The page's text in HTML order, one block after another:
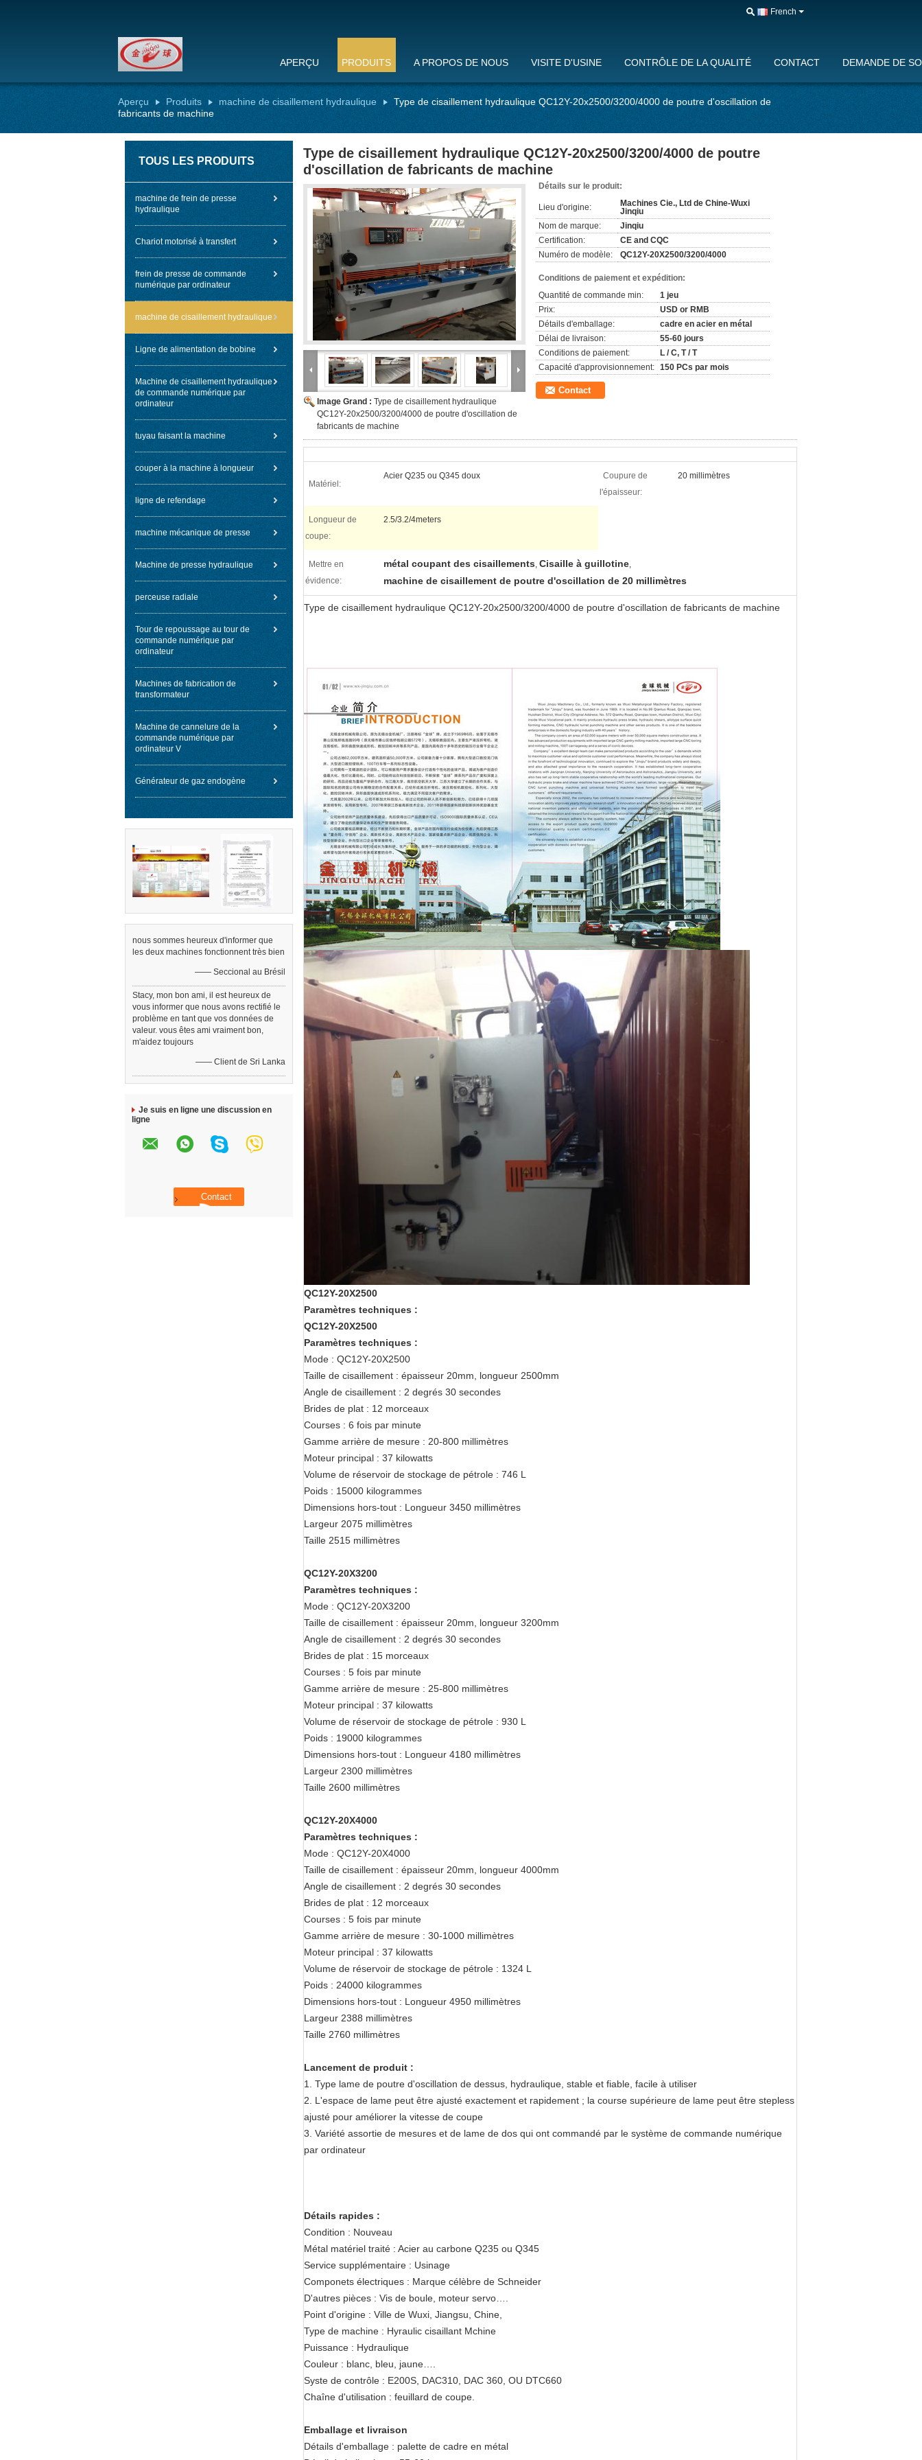
French
APERÇU PRODUITS A PROPOS DE NOUS VISITE D'USINE CONTRÔLE DE LA QUALITÉ CONTACT DEMANDE DE
Aperçu Produits machine de cisaillement hydraulique
Type de cisaillement hydraulique QC12Y-20x2500/3200/4000 de poutre d'oscillation de
fabricants de machine
TOUS LES PRODUITS
machine de frein de presse
hydraulique
Chariot motorisé à transfert
frein de presse de commande
numérique par ordinateur
machine de cisaillement hydraulique
Ligne de alimentation de bobine
Machine de cisaillement hydraulique
de commande numérique par
ordinateur
tuyau faisant la machine
couper à la machine à longueur
ligne de refendage
machine mécanique de presse
Machine de presse hydraulique
perceuse radiale
Tour de repoussage au tour de
commande numérique par
ordinateur
Machines de fabrication de
transformateur
Machine de cannelure de la
commande numérique par
ordinateur V
Générateur de gaz endogène
nous sommes heureux d'informer que
les deux machines fonctionnent très bien
—— Seccional au Brésil
Stacy, mon bon ami, il est heureux de
vous informer que nous avons rectifié le
problème en tant que vos données de
valeur. vous êtes ami vraiment bon,
m'aidez toujours
—— Client de Sri Lanka
Je suis en ligne une discussion en
ligne
Type de cisaillement hydraulique QC12Y-20x2500/3200/4000 de poutre
d'oscillation de fabricants de machine
Image Grand : Type de cisaillement hydraulique
QC12Y-20x2500/3200/4000 de poutre d'oscillation de
fabricants de machine
Détails sur le produit:
Lieu d'origine:
Machines Cie., Ltd de Chine-Wuxi
Jinqiu
Nom de marque:
Jinqiu
Certification:
CE and CQC
Numéro de modèle:
QC12Y-20X2500/3200/4000
Conditions de paiement et expédition:
Quantité de commande min:
1 jeu
Prix:
USD or RMB
Détails d'emballage:
cadre en acier en métal
Délai de livraison:
55-60 jours
Conditions de paiement:
L / C, T / T
Capacité d'approvisionnement: 150 PCs par mois
Contact
Matériel:
Acier Q235 ou Q345 doux
Coupure de
l'épaisseur:
20 millimètres
Longueur de
coupe:
2.5/3.2/4meters
Mettre en
évidence:
métal coupant des cisaillements, Cisaille à guillotine,
machine de cisaillement de poutre d'oscillation de 20 millimètres
Type de cisaillement hydraulique QC12Y-20x2500/3200/4000 de poutre d'oscillation de fabricants de machine
QC12Y-20X2500
Paramètres techniques :
QC12Y-20X2500
Paramètres techniques :
Mode : QC12Y-20X2500
Taille de cisaillement : épaisseur 20mm, longueur 2500mm
Angle de cisaillement : 2 degrés 30 secondes
Brides de plat : 12 morceaux
Courses : 6 fois par minute
Gamme arrière de mesure : 20-800 millimètres
Moteur principal : 37 kilowatts
Volume de réservoir de stockage de pétrole : 746 L
Poids : 15000 kilogrammes
Dimensions hors-tout : Longueur 3450 millimètres
Largeur 2075 millimètres
Taille 2515 millimètres
QC12Y-20X3200
Paramètres techniques :
Mode : QC12Y-20X3200
Taille de cisaillement : épaisseur 20mm, longueur 3200mm
Angle de cisaillement : 2 degrés 30 secondes
Brides de plat : 15 morceaux
Courses : 5 fois par minute
Gamme arrière de mesure : 25-800 millimètres
Moteur principal : 37 kilowatts
Volume de réservoir de stockage de pétrole : 930 L
Poids : 19000 kilogrammes
Dimensions hors-tout : Longueur 4180 millimètres
Largeur 2300 millimètres
Taille 2600 millimètres
QC12Y-20X4000
Paramètres techniques :
Mode : QC12Y-20X4000
Taille de cisaillement : épaisseur 20mm, longueur 4000mm
Angle de cisaillement : 2 degrés 30 secondes
Brides de plat : 12 morceaux
Courses : 5 fois par minute
Gamme arrière de mesure : 30-1000 millimètres
Moteur principal : 37 kilowatts
Volume de réservoir de stockage de pétrole : 1324 L
Poids : 24000 kilogrammes
Dimensions hors-tout : Longueur 4950 millimètres
Largeur 2388 millimètres
Taille 2760 millimètres
Lancement de produit :
1. Type lame de poutre d'oscillation de dessus, hydraulique, stable et fiable, facile à utiliser
2. L'espace de lame peut être ajusté exactement et rapidement ; la course supérieure de lame peut être stepless
ajusté pour améliorer la vitesse de coupe
3. Variété assortie de mesures et de lame de dos qui ont commandé par le système de commande numérique
par ordinateur
Détails rapides :
Condition : Nouveau
Métal matériel traité : Acier au carbone Q235 ou Q345
Service supplémentaire : Usinage
Componets électriques : Marque célèbre de Schneider
D'autres pièces : Vis de boule, moteur servo….
Point d'origine : Ville de Wuxi, Jiangsu, Chine,
Type de machine : Hyraulic cisaillant Mchine
Puissance : Hydraulique
Couleur : blanc, bleu, jaune….
Syste de contrôle : E200S, DAC310, DAC 360, OU DTC660
Chaîne d'utilisation : feuillard de coupe.
Emballage et livraison
Détails d'emballage : palette de cadre en métal